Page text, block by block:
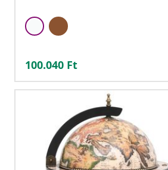
100.040 Ft